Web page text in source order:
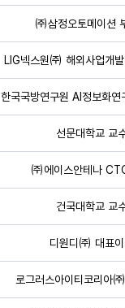
㈜삼정오토메이션
LIG넥스원㈜ 해외사업개
한국국방연구원 AI정보화연
선문대학교 교
㈜에이스안테나
건국대학교 교
디원디㈜ 대표
로그러스아이티코리아